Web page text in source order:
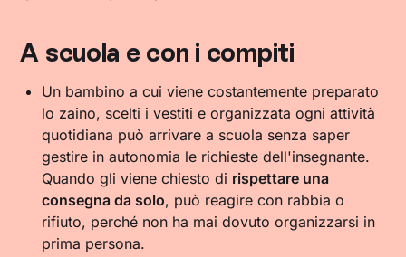
A scuola e con i compiti
Un bambino a cui viene costantemente preparato
lo zaino, scelti i vestiti e organizzata ogni attività
quotidiana può arrivare a scuola senza saper
gestire in autonomia le richieste dell'insegnante.
Quando gli viene chiesto di rispettare una
consegna da solo, può reagire con rabbia o
rifiuto, perché non ha mai dovuto organizzarsi in
prima persona.